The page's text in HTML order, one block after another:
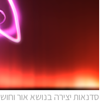
סדנאות יצירה בנושא אור